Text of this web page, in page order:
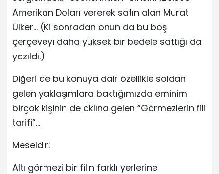
Amerikan Doları vererek satın alan Murat
Ülker… (Ki sonradan onun da bu boş
çerçeveyi daha yüksek bir bedele sattığı da
yazıldı.)
Diğeri de bu konuya dair özellikle soldan
gelen yaklaşımlara baktığımızda eminim
birçok kişinin de aklına gelen “Görmezlerin fili
tarifi”…
Meseldir:
Altı görmezi bir filin farklı yerlerine